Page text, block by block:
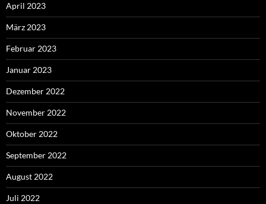
April 2023
März 2023
Februar 2023
Januar 2023
Dezember 2022
November 2022
Oktober 2022
September 2022
August 2022
Juli 2022